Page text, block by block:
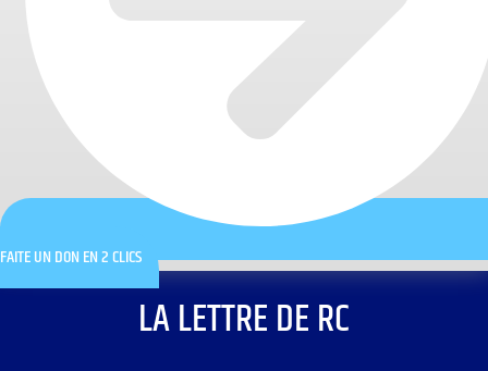
FAITE UN DON EN 2 CLICS
LA LETTRE DE RC